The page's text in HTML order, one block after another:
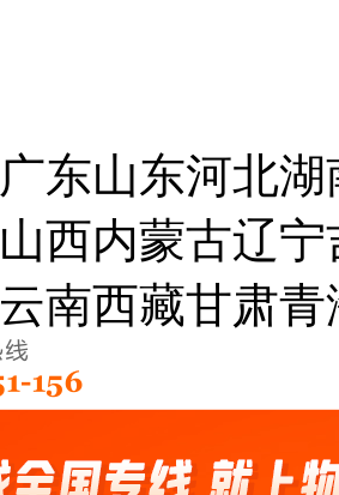
广东山东河北湖
山西内蒙古辽宁
云南西藏甘肃青